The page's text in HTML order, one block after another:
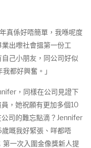
真係好唔簡單，我喺呢度
出嚟社會搵第一份工
己小朋友，同公司好似
都好興奮。」
，同樣在公司見證下
，她祝願有更加多個10
司的難忘點滴？Jennifer
嘅我好緊張、咩都唔
一次入圍金像獎新人提